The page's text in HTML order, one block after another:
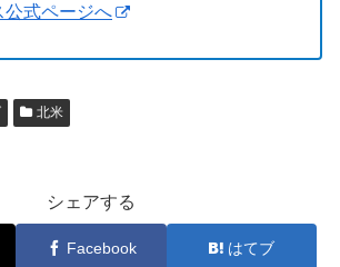
公式ページへ
北米
シェアする
Facebook はてブ